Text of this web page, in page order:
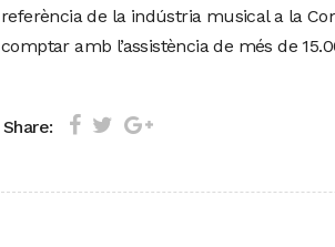
referència de la indústria musical a la
comptar amb l’assistència de més de
Share: